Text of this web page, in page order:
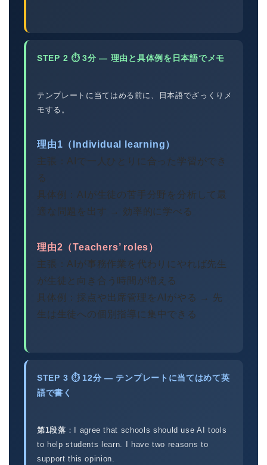
STEP 2 ⏱ 3分 — 理由と具体例を日本語でメモ
テンプレートに当てはめる前に、日本語でざっくりメ
モする。
理由1（Individual learning）
主張：AIで一人ひとりに合った学習ができ
る
具体例：AIが生徒の苦手分野を分析して最
適な問題を出す → 効率的に学べる
理由2（Teachers’ roles）
主張：AIが事務作業を代わりにやれば先生
が生徒と向き合う時間が増える
具体例：採点や出席管理をAIがやる → 先
生は生徒への個別指導に集中できる
STEP 3 ⏱ 12分 — テンプレートに当てはめて英
語で書く
第1段落 ：I agree that schools should use AI tools
to help students learn. I have two reasons to
support this opinion.